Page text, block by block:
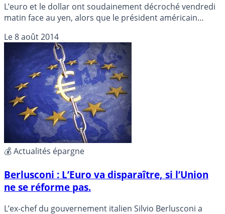
L’euro et le dollar ont soudainement décroché vendredi
matin face au yen, alors que le président américain
militaires ciblées en Irak.
Le8 août 2014
💰 Actualités épargne
Berlusconi : L’Euro va disparaître, si l’Union
ne se réforme pas.
L’ex-chef du gouvernement italien Silvio Berlusconi a